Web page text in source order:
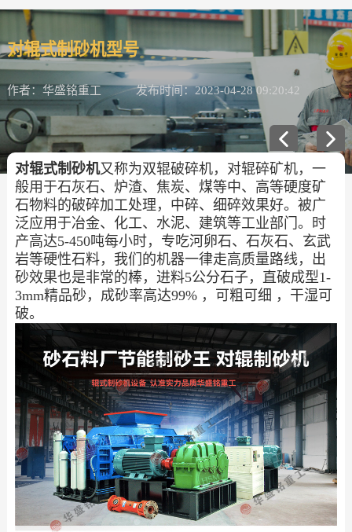
对辊式制砂机型号
作者：华盛铭重工 发布时间：2023-04-28 09:20:42
对辊式制砂机又称为双辊破碎机，对辊碎矿机，一
般用于石灰石、炉渣、焦炭、煤等中、高等硬度矿
石物料的破碎加工处理，中碎、细碎效果好。被广
泛应用于冶金、化工、水泥、建筑等工业部门。时
产高达5-450吨每小时，专吃河卵石、石灰石、玄武
岩等硬性石料，我们的机器一律走高质量路线，出
砂效果也是非常的棒，进料5公分石子，直破成型1-
3mm精品砂，成砂率高达99% ，可粗可细 ，干湿可
破。